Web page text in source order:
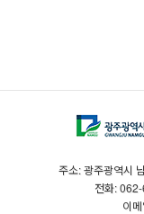
주소: 광주광역시
전화:
이